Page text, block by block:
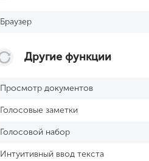
Браузер
Другие функции
Просмотр документов
Голосовые заметки
Голосовой набор
Интуитивный ввод текста